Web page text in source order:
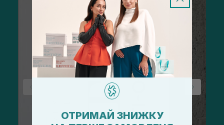
ОТРИМАЙ ЗНИЖКУ